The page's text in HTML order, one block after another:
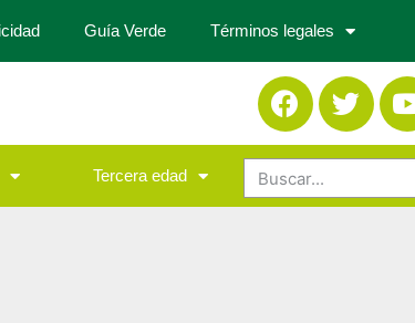
Guía Verde Términos legales
Tercera edad